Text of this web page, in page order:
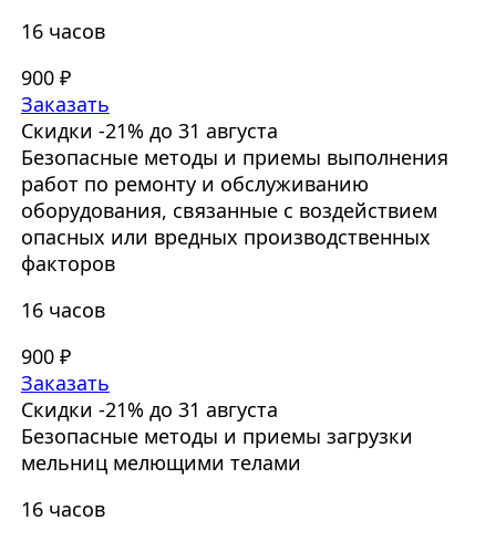
16 часов
900 ₽
Заказать
Скидки -21% до 31 августа
Безопасные методы и приемы выполнения
работ по ремонту и обслуживанию
оборудования, связанные с воздействием
опасных или вредных производственных
факторов
16 часов
900 ₽
Заказать
Скидки -21% до 31 августа
Безопасные методы и приемы загрузки
мельниц мелющими телами
16 часов